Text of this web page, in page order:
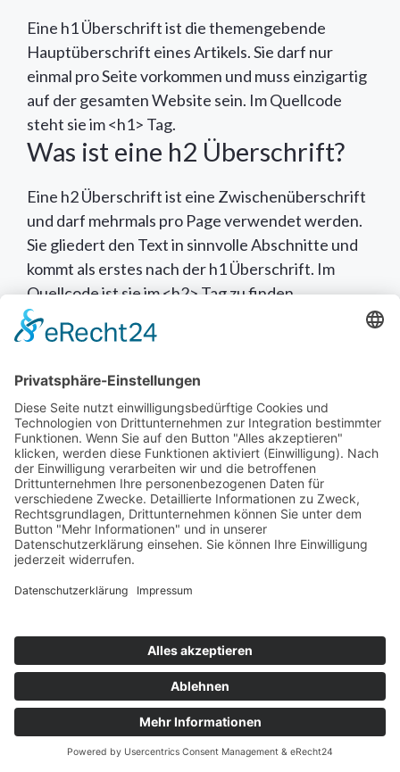
Eine h1 Überschrift ist die themengebende
Hauptüberschrift eines Artikels. Sie darf nur
einmal pro Seite vorkommen und muss einzigartig
auf der gesamten Website sein. Im Quellcode
steht sie im <h1> Tag.
Was ist eine h2 Überschrift?
Eine h2 Überschrift ist eine Zwischenüberschrift
und darf mehrmals pro Page verwendet werden.
Sie gliedert den Text in sinnvolle Abschnitte und
kommt als erstes nach der h1 Überschrift. Im
Quellcode ist sie im <h2> Tag zu finden.
Wie erstelle ich eine H1-
Überschrift?
Eine h1 Überschrift steht im Quellcode innerhalb
des h1 Tags: <h1> Das ist eine h1 Überschrift
</h1>. Verwendest du ein CMS wie WordPress,
kannst du im Artikel die Überschrift durch klicken
ändern.
Was soll in h1 stehen?
In der H1 steht die Hauptüberschrift eines
Textes. Sie sollte das Keyword, Synonyme und
Die Priorität sollte auf dem Keyword liegen und
der Rest ist optional.
Wie viele Zeichen soll eine H1
haben?
Die H1 sollte maximal 70 Zeichen haben. Im